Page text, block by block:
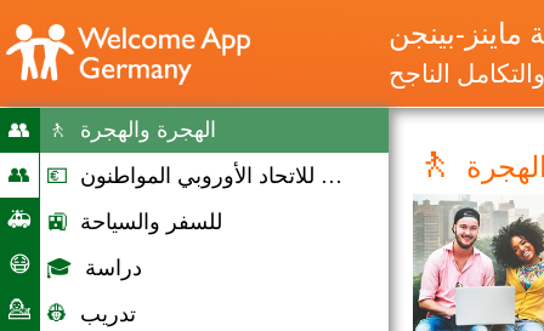
بينجن
الناجح
👥
بدء
👥
الهجرة
والهجرة
🚑
حالات
الطوارئ
😷
كورونا
💁
🚶
الهجرة والهجرة
💶
خيارات للاتحاد الأوروبي المواطنون
🚉 للسفر والسياحة
🎓 دراسة
👷
تدريب
🚶